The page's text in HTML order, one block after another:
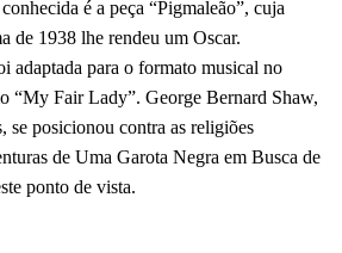
é a peça “Pigmaleão”, cuja
de 1938 lhe rendeu um Oscar.
adaptada para o formato musical no
“My Fair Lady”. George Bernard Shaw,
se posicionou contra as religiões
de Uma Garota Negra em Busca de
ponto de vista.